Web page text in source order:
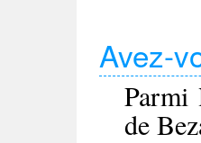
Avez-
Parmi
de